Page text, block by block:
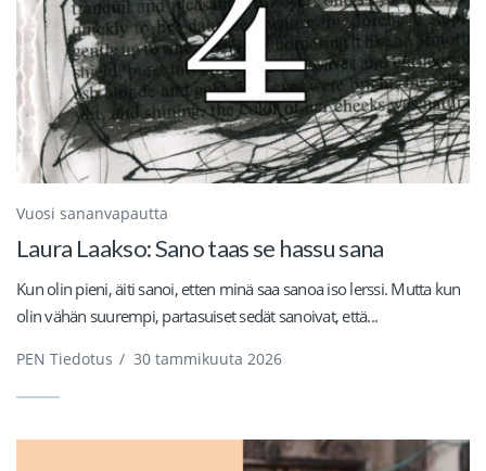
Vuosi sananvapautta
Laura Laakso: Sano taas se hassu sana
Kun olin pieni, äiti sanoi, etten minä saa sanoa iso lerssi. Mutta kun
olin vähän suurempi, partasuiset sedät sanoivat, että...
PEN Tiedotus / 30 tammikuuta 2026